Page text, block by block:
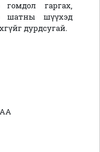
гомдол гаргах,
шатны шүүхэд
дурдсугай.